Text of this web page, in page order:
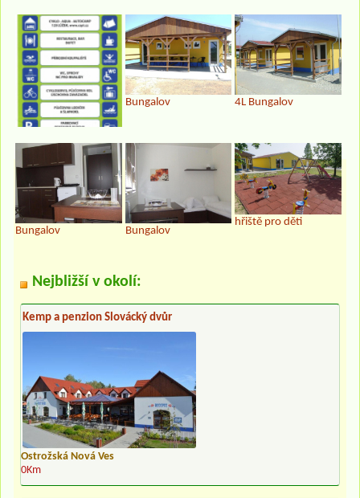
Bungalov 4L Bungalov
Bungalov Bungalov
hřiště pro děti
Nejbližší v okolí:
Kemp a penzion Slovácký dvůr
Ostrožská Nová Ves
0Km